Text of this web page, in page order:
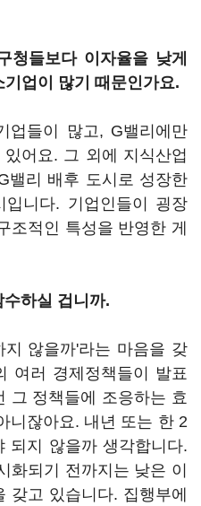
청들보다 이자율을 낮게
업이 많기 때문인가요.
업들이 많고, G밸리에만
어요. 그 외에 지식산업
밸리 배후 도시로 성장한
입니다. 기업인들이 굉장
조적인 특성을 반영한 게
하실 겁니까.
지 않을까'라는 마음을 갖
여러 경제정책들이 발표
그 정책들에 조응하는 효
니잖아요. 내년 또는 한 2
되지 않을까 생각합니다.
화되기 전까지는 낮은 이
갖고 있습니다. 집행부에